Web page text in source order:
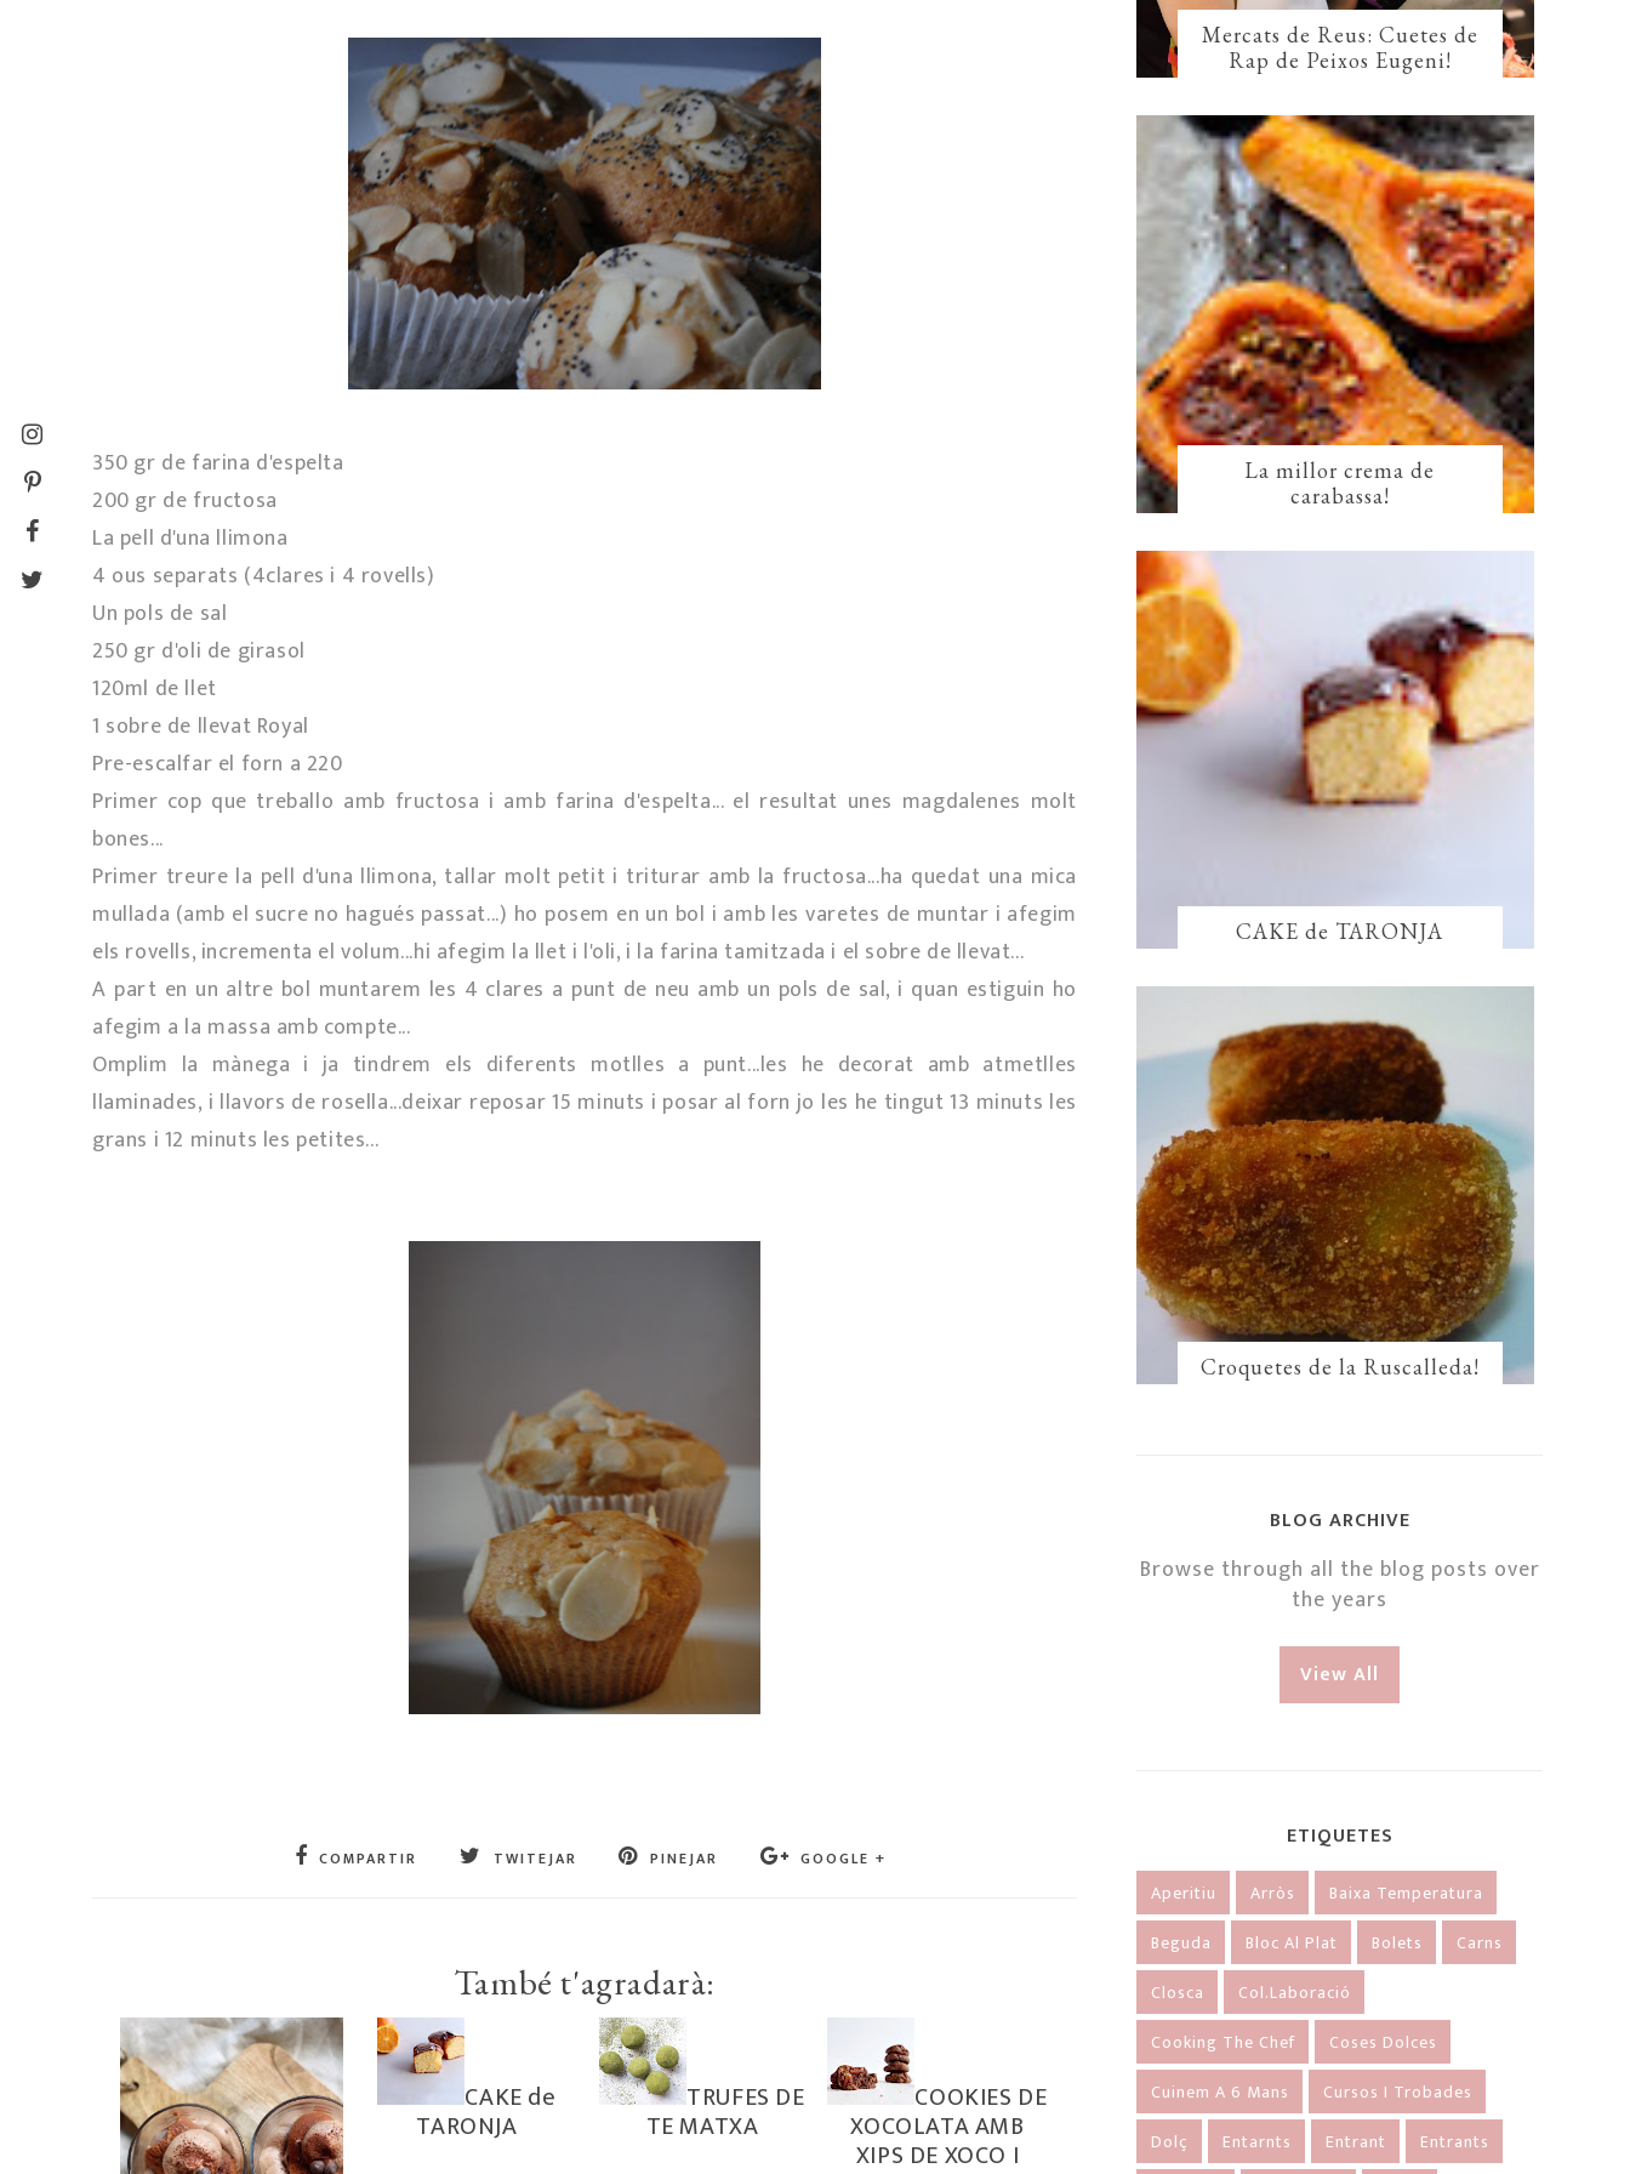
350 gr de farina d'espelta
200 gr de fructosa
La pell d'una llimona
4 ous separats (4clares i 4 rovells)
Un pols de sal
250 gr d'oli de girasol
120ml de llet
1 sobre de llevat Royal
Pre-escalfar el forn a 220º
Primer cop que treballo amb fructosa i amb farina d'espelta... el resultat unes magdalenes molt
bones...
Primer treure la pell d'una llimona, tallar molt petit i triturar amb la fructosa...ha quedat una mica
mullada (amb el sucre no hagués passat...) ho posem en un bol i amb les varetes de muntar i afegim
els rovells, incrementa el volum...hi afegim la llet i l'oli, i la farina tamitzada i el sobre de llevat...
A part en un altre bol muntarem les 4 clares a punt de neu amb un pols de sal, i quan estiguin ho
afegim a la massa amb compte...
Omplim la mànega i ja tindrem els diferents motlles a punt...les he decorat amb atmetlles
llaminades, i llavors de rosella...deixar reposar 15 minuts i posar al forn jo les he tingut 13 minuts les
grans i 12 minuts les petites...
COMPARTIR TWITEJAR PINEJAR GOOGLE +
També t'agradarà:
CAKE de
TARONJA
TRUFES DE
TE MATXA
COOKIES DE
XOCOLATA AMB
XIPS DE XOCO I
Mercats de Reus: Cuetes de
Rap de Peixos Eugeni!
La millor crema de
carabassa!
CAKE de TARONJA
Croquetes de la Ruscalleda!
BLOG ARCHIVE
Browse through all the blog posts over
the years
View All
ETIQUETES
Aperitiu Arròs
Baixa Temperatura
Beguda
Bloc Al Plat Bolets
Carns
Closca
Col.laboració
Cooking The Chef
Coses Dolces
Cuinem A 6 Mans
Cursos I Trobades
Dolç
Entarnts Entrant Entrants